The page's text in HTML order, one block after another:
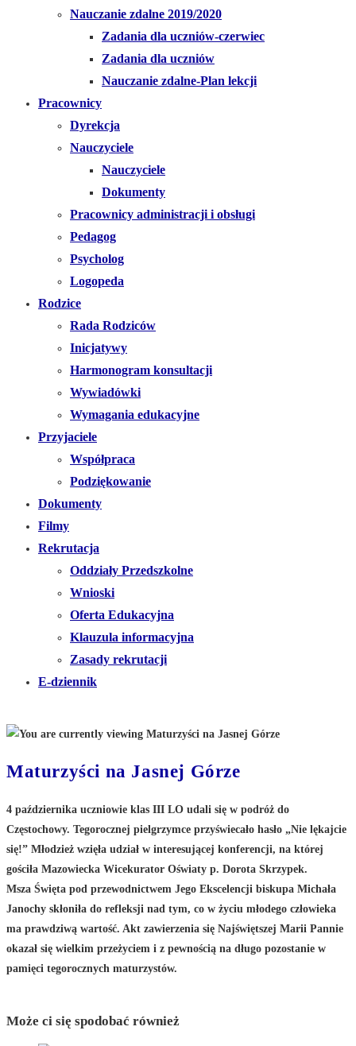
Nauczanie zdalne 2019/2020
Zadania dla uczniów-czerwiec
Zadania dla uczniów
Nauczanie zdalne-Plan lekcji
Pracownicy
Dyrekcja
Nauczyciele
Nauczyciele
Dokumenty
Pracownicy administracji i obsługi
Pedagog
Psycholog
Logopeda
Rodzice
Rada Rodziców
Inicjatywy
Harmonogram konsultacji
Wywiadówki
Wymagania edukacyjne
Przyjaciele
Współpraca
Podziękowanie
Dokumenty
Filmy
Rekrutacja
Oddziały Przedszkolne
Wnioski
Oferta Edukacyjna
Klauzula informacyjna
Zasady rekrutacji
E-dziennik
Maturzyści na Jasnej Górze
4 października uczniowie klas III LO udali się w podróż do
Częstochowy. Tegorocznej pielgrzymce przyświecało hasło „Nie lękajcie
się!” Młodzież wzięła udział w interesującej konferencji, na której
gościła Mazowiecka Wicekurator Oświaty p. Dorota Skrzypek.
Msza Święta pod przewodnictwem Jego Ekscelencji biskupa Michała
Janochy skłoniła do refleksji nad tym, co w życiu młodego człowieka
ma prawdziwą wartość. Akt zawierzenia się Najświętszej Marii Pannie
okazał się wielkim przeżyciem i z pewnością na długo pozostanie w
pamięci tegorocznych maturzystów.
Może ci się spodobać również